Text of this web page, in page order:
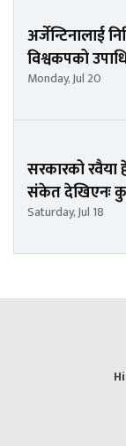
अर्जेन्टिनालाई
विश्वकपको
Monday, Jul 20
सरकारको रवैया
संकेत देखिएनः
Saturday, Jul 18